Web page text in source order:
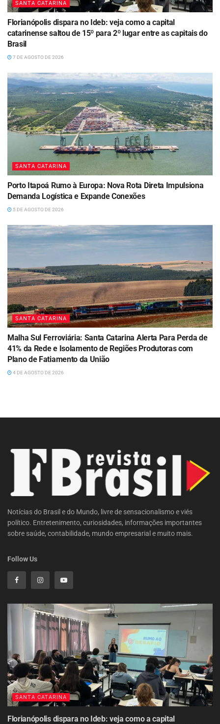
SANTA CATARINA
Florianópolis dispara no Ideb: veja como a capital
catarinense saltou de 15º para 2º lugar entre as capitais do
Brasil
7 DE AGOSTO DE 2026
SANTA CATARINA
Porto Itapoá Rumo à Europa: Nova Rota Direta Impulsiona
Demanda Logística e Expande Conexões
5 DE AGOSTO DE 2026
SANTA CATARINA
Malha Sul Ferroviária: Santa Catarina Alerta Para Perda de
41% da Rede e Isolamento de Regiões Produtoras com
Plano de Fatiamento da União
4 DE AGOSTO DE 2026
Notícias do Brasil e do Mundo, livre de sensacionalismo e viés
político. Entretenimento, curiosidades, informações importantes
sobre saúde, contabilidade, mundo empresarial e muito mais.
Follow Us
SANTA CATARINA
Florianópolis dispara no Ideb: veja como a capital